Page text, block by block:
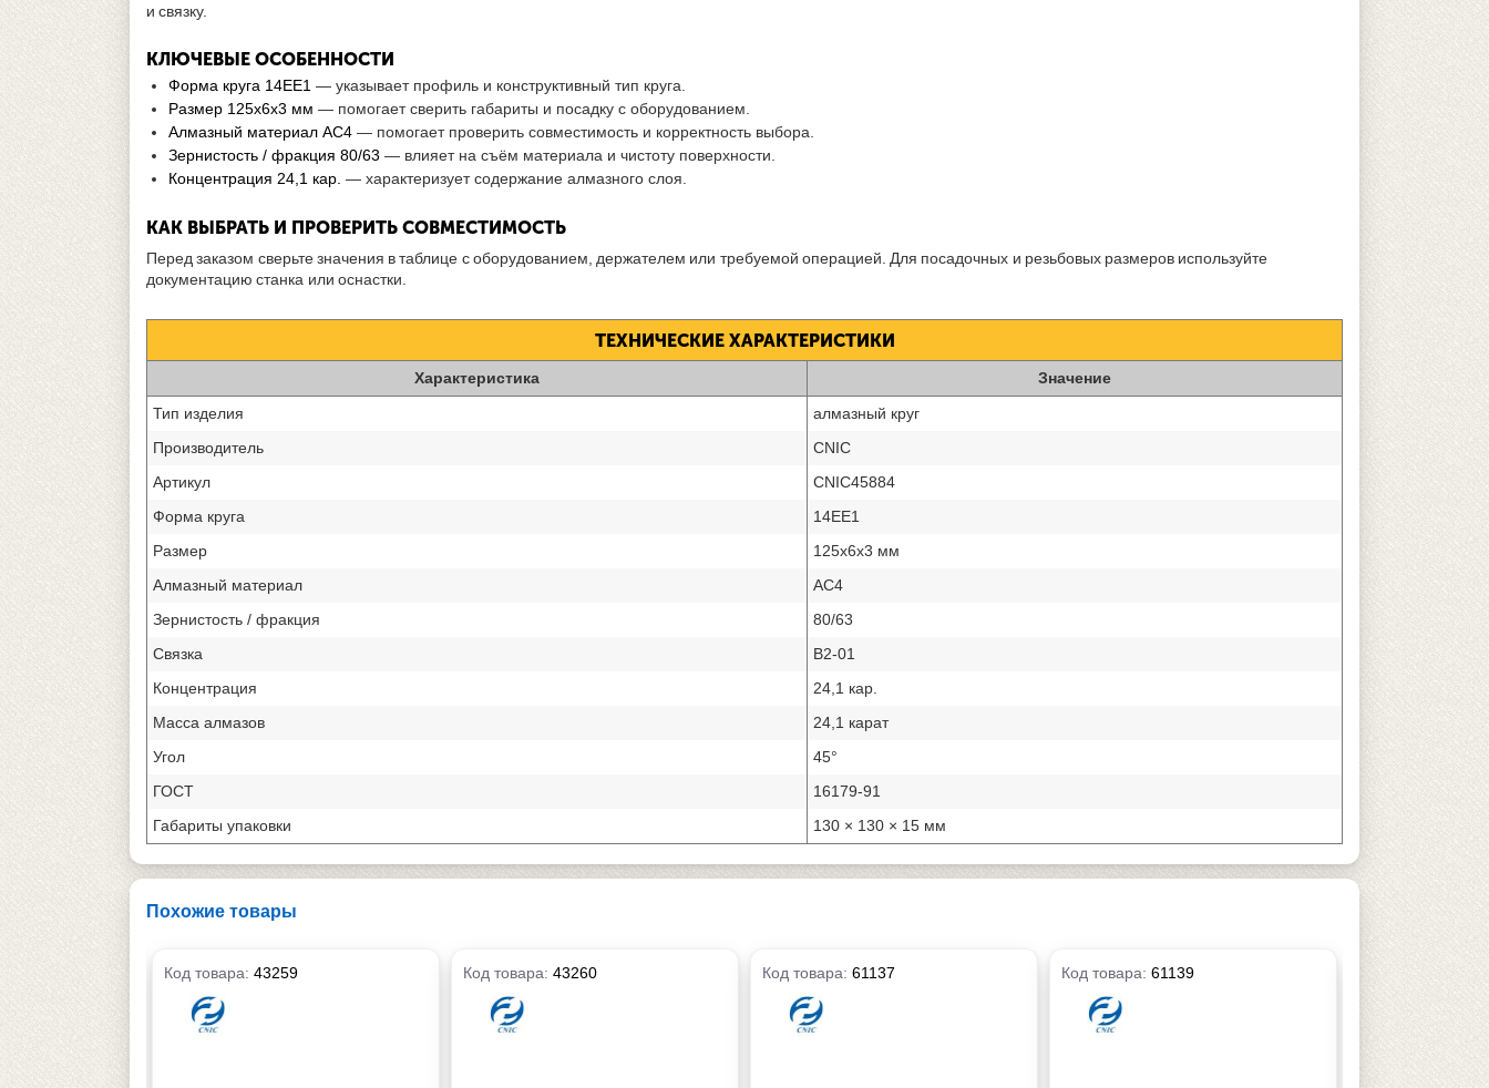
и связку.
КЛЮЧЕВЫЕ ОСОБЕННОСТИ
Форма круга 14ЕЕ1 — указывает профиль и конструктивный тип круга.
Размер 125х6х3 мм — помогает сверить габариты и посадку с оборудованием.
Алмазный материал АС4 — помогает проверить совместимость и корректность выбора.
Зернистость / фракция 80/63 — влияет на съём материала и чистоту поверхности.
Концентрация 24,1 кар. — характеризует содержание алмазного слоя.
КАК ВЫБРАТЬ И ПРОВЕРИТЬ СОВМЕСТИМОСТЬ
Перед заказом сверьте значения в таблице с оборудованием, держателем или требуемой операцией. Для посадочных и резьбовых размеров используйте
документацию станка или оснастки.
ТЕХНИЧЕСКИЕ ХАРАКТЕРИСТИКИ
Характеристика
Значение
Тип изделия
алмазный круг
Производитель
CNIC
Артикул
CNIC45884
Форма круга
14ЕЕ1
Размер
125х6х3 мм
Алмазный материал
АС4
Зернистость / фракция
80/63
Связка
В2-01
Концентрация
24,1 кар.
Масса алмазов
24,1 карат
Угол
45°
ГОСТ
16179-91
Габариты упаковки
130 × 130 × 15 мм
Похожие товары
Код товара: 43259 Код товара: 43260 Код товара: 61137 Код товара: 61139